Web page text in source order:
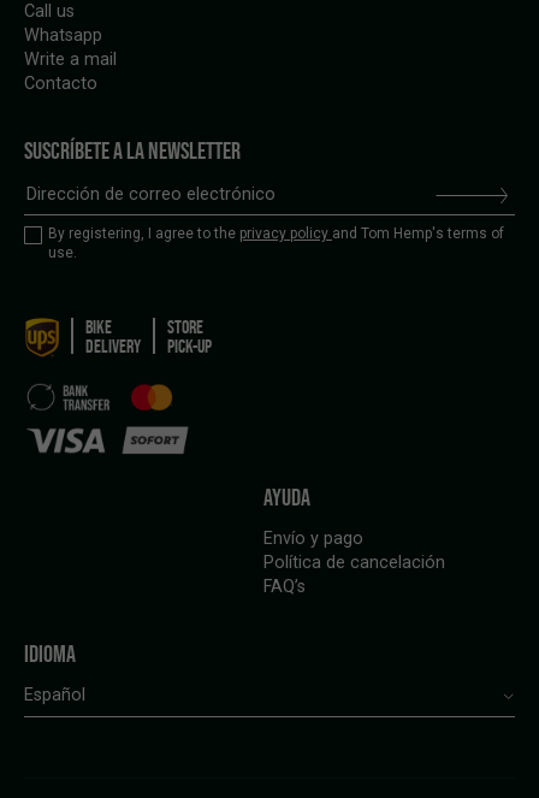
Call us
Whatsapp
Write a mail
Contacto
SUSCRÍBETE A LA NEWSLETTER
By registering, I agree to the privacy policy and Tom Hemp's terms of
use.
BIKE
DELIVERY
STORE
PICK-UP
AYUDA
Envío y pago
Política de cancelación
FAQ’s
IDIOMA
Español